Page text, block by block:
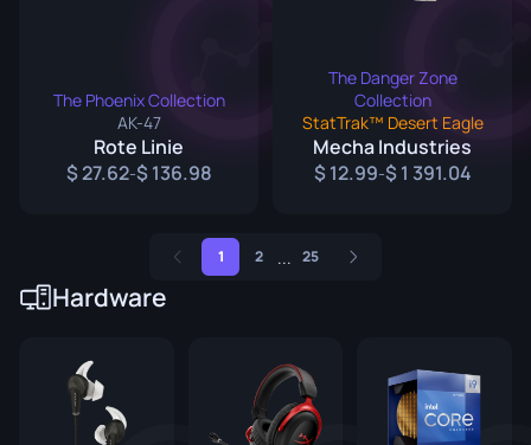
The Phoenix Collection
AK-47
Rote Linie
27.62- 136.98
The Danger Zone
Collection
StatTrak™ Desert Eagle
Mecha Industries
12.99- 1 391.04
1 2 ... 25
Hardware